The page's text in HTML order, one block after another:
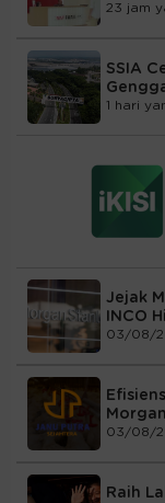
23 jam
SSIA
1 hari
Jejak
INCO
03/08/
03/08/
Raih